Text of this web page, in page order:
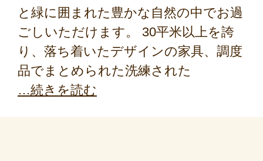
と緑に囲まれた豊かな自然の中でお過
ごしいただけます。 30平米以上を誇
り、落ち着いたデザインの家具、調度
品でまとめられた洗練された
続きを読む